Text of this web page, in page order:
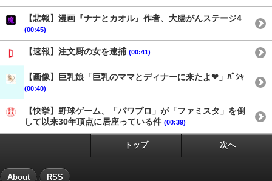
【悲報】漫画『ナナとカオル』作者、大腸がんステージ4
(00:45)
【速報】注文厨の女を逮捕 (00:41)
【画像】巨乳娘「巨乳のママとディナーに来たよ❤」ﾊﾟｼｬ
(00:40)
【快挙】野球ゲーム、「パワプロ」が「ファミスタ」を倒
して以来30年頂点に居座っている件 (00:39)
トップ 次へ
About RSS